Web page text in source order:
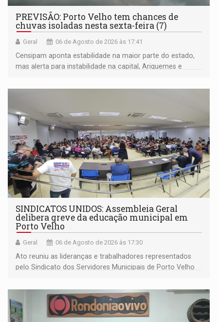
PREVISÃO: Porto Velho tem chances de
chuvas isoladas nesta sexta-feira (7)
Geral 06 de Agosto de 2026 às 17:41
Censipam aponta estabilidade na maior parte do estado,
mas alerta para instabilidade na capital, Ariquemes e
SINDICATOS UNIDOS: Assembleia Geral
delibera greve da educação municipal em
Porto Velho
Geral 06 de Agosto de 2026 às 17:30
Ato reuniu as lideranças e trabalhadores representados
pelo Sindicato dos Servidores Municipais de Porto Velho